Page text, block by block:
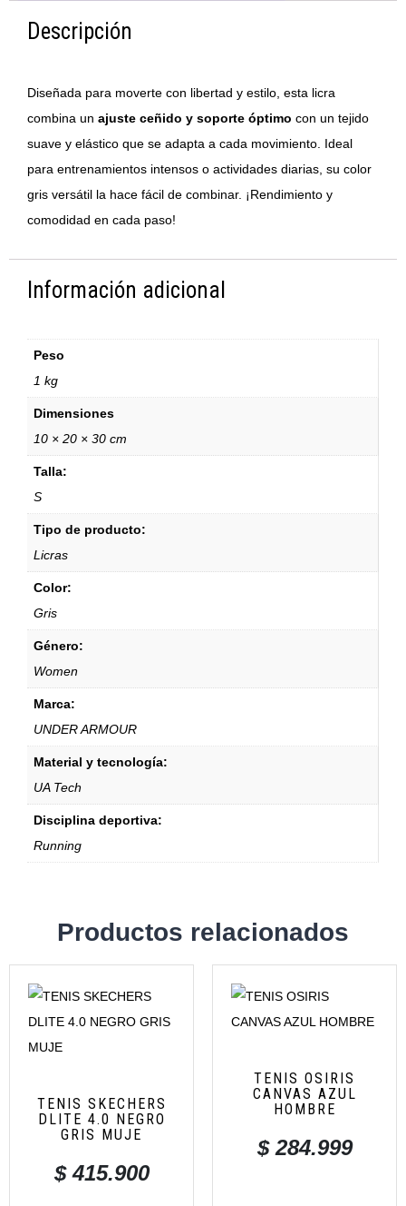
Descripción
Diseñada para moverte con libertad y estilo, esta licra
combina un ajuste ceñido y soporte óptimo con un tejido
suave y elástico que se adapta a cada movimiento. Ideal
para entrenamientos intensos o actividades diarias, su color
gris versátil la hace fácil de combinar. ¡Rendimiento y
comodidad en cada paso!
Información adicional
Peso
1 kg
Dimensiones
10 × 20 × 30 cm
Talla:
S
Tipo de producto:
Licras
Color:
Gris
Género:
Women
Marca:
UNDER ARMOUR
Material y tecnología:
UA Tech
Disciplina deportiva:
Running
Productos relacionados
TENIS SKECHERS
DLITE 4.0 NEGRO
GRIS MUJE
$415.900
TENIS OSIRIS
CANVAS AZUL
HOMBRE
$284.999